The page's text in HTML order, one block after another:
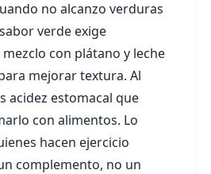
no alcanzo verduras
verde exige
con plátano y leche
mejorar textura. Al
acidez estomacal que
con alimentos. Lo
hacen ejercicio
complemento, no un